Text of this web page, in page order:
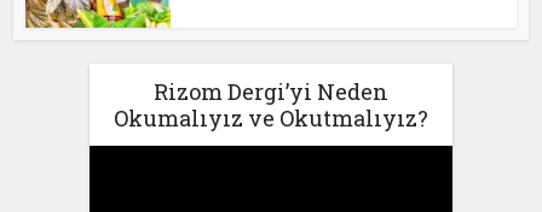
Rizom Dergi’yi Neden
Okumalıyız ve Okutmalıyız?